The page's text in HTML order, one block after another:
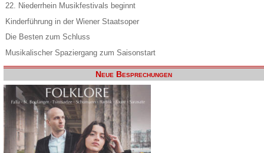
22. Niederrhein Musikfestivals beginnt
Kinderführung in der Wiener Staatsoper
Die Besten zum Schluss
Musikalischer Spaziergang zum Saisonstart
Neue Besprechungen